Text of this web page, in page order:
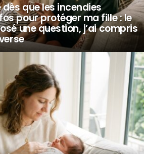
que les incendies
pour protéger ma fille : le
une question, j’ai compris